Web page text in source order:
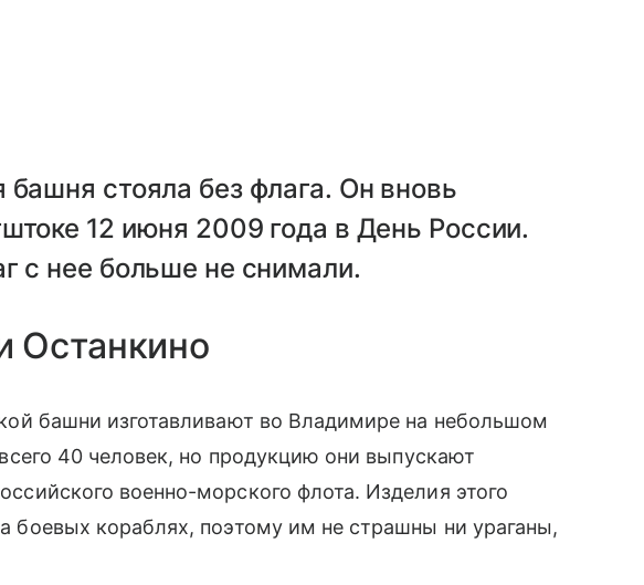
башня стояла без флага. Он вновь
12 июня 2009 года в День России.
с нее больше не снимали.
Останкино
башни изготавливают во Владимире на небольшом
40 человек, но продукцию они выпускают
военно-морского флота. Изделия этого
боевых кораблях, поэтому им не страшны ни ураганы,